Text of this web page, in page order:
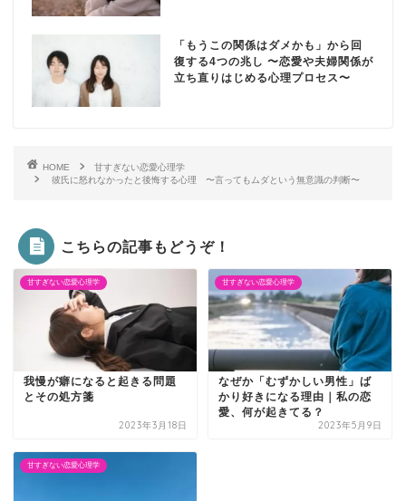
「もうこの関係はダメかも」から回
復する4つの兆し 〜恋愛や夫婦関係が
立ち直りはじめる心理プロセス〜
HOME
甘すぎない恋愛心理学
彼氏に怒れなかったと後悔する心理 〜言ってもムダという無意識の判断〜
こちらの記事もどうぞ！
甘すぎない恋愛心理学
我慢が癖になると起きる問題
とその処方箋
2023年3月18日
甘すぎない恋愛心理学
なぜか「むずかしい男性」ば
かり好きになる理由｜私の恋
愛、何が起きてる？
2023年5月9日
甘すぎない恋愛心理学